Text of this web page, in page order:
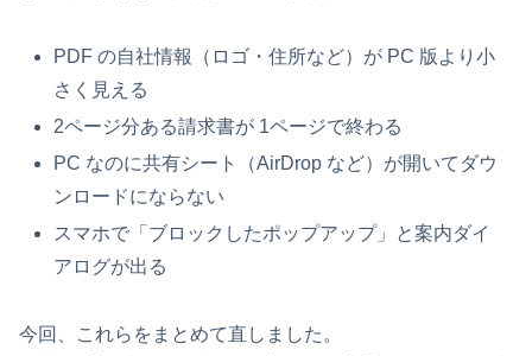
PDF の自社情報（ロゴ・住所など）が PC 版より小
さく見える
2ページ分ある請求書が 1ページで終わる
PC なのに共有シート（AirDrop など）が開いてダウ
ンロードにならない
スマホで「ブロックしたポップアップ」と案内ダイ
アログが出る
今回、これらをまとめて直しました。